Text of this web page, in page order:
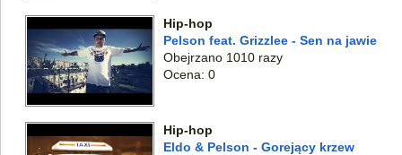
Hip-hop
Pelson feat. Grizzlee - Sen na jawie
Obejrzano 1010 razy
Ocena: 0
Hip-hop
Eldo & Pelson - Gorejący krzew